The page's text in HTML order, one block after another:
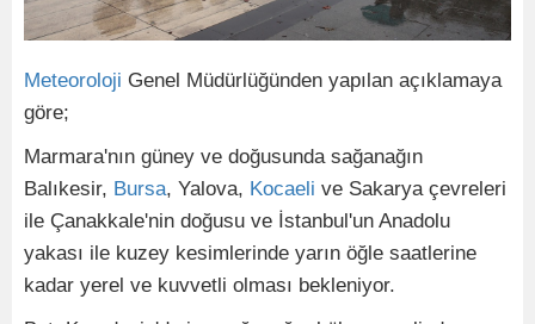
Meteoroloji Genel Müdürlüğünden yapılan açıklamaya
göre;
Marmara'nın güney ve doğusunda sağanağın
Balıkesir, Bursa, Yalova, Kocaeli ve Sakarya çevreleri
ile Çanakkale'nin doğusu ve İstanbul'un Anadolu
yakası ile kuzey kesimlerinde yarın öğle saatlerine
kadar yerel ve kuvvetli olması bekleniyor.